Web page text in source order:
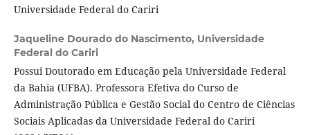
Universidade Federal do Cariri
Jaqueline Dourado do Nascimento, Universidade
Federal do Cariri
Possui Doutorado em Educação pela Universidade Federal
da Bahia (UFBA). Professora Efetiva do Curso de
Administração Pública e Gestão Social do Centro de Ciências
Sociais Aplicadas da Universidade Federal do Cariri